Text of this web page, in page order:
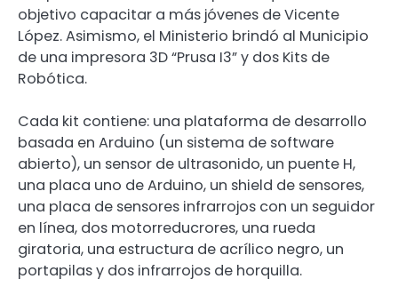
objetivo capacitar a más jóvenes de Vicente
López. Asimismo, el Ministerio brindó al Municipio
de una impresora 3D “Prusa I3” y dos Kits de
Robótica.
Cada kit contiene: una plataforma de desarrollo
basada en Arduino (un sistema de software
abierto), un sensor de ultrasonido, un puente H,
una placa uno de Arduino, un shield de sensores,
una placa de sensores infrarrojos con un seguidor
en línea, dos motorreducrores, una rueda
giratoria, una estructura de acrílico negro, un
portapilas y dos infrarrojos de horquilla.